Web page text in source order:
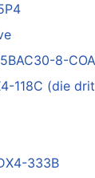
8-
118C (die
333B